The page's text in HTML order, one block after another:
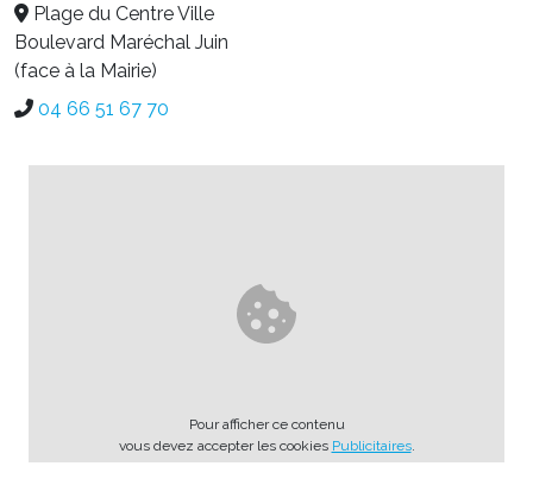
Plage du Centre Ville
Boulevard Maréchal Juin
(face à la Mairie)
04 66 51 67 70
Pour afficher ce contenu
vous devez accepter les cookies Publicitaires.